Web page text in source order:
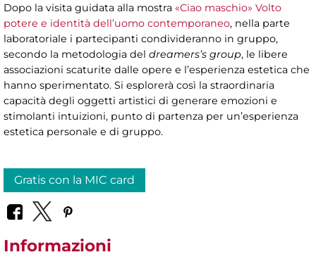
Dopo la visita guidata alla mostra «Ciao maschio» Volto
potere e identità dell’uomo contemporaneo, nella parte
laboratoriale i partecipanti condivideranno in gruppo,
secondo la metodologia del dreamers’s group, le libere
associazioni scaturite dalle opere e l’esperienza estetica che
hanno sperimentato. Si esplorerà così la straordinaria
capacità degli oggetti artistici di generare emozioni e
stimolanti intuizioni, punto di partenza per un’esperienza
estetica personale e di gruppo.
Gratis con la MIC card
Informazioni